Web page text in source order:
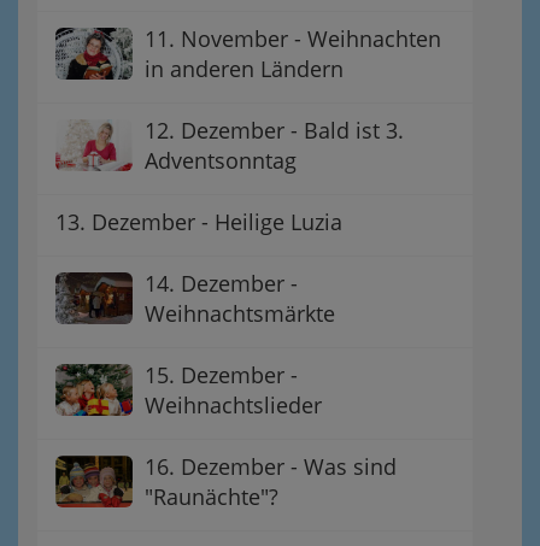
11. November - Weihnachten
in anderen Ländern
12. Dezember - Bald ist 3.
Adventsonntag
13. Dezember - Heilige Luzia
14. Dezember -
Weihnachtsmärkte
15. Dezember -
Weihnachtslieder
16. Dezember - Was sind
"Raunächte"?